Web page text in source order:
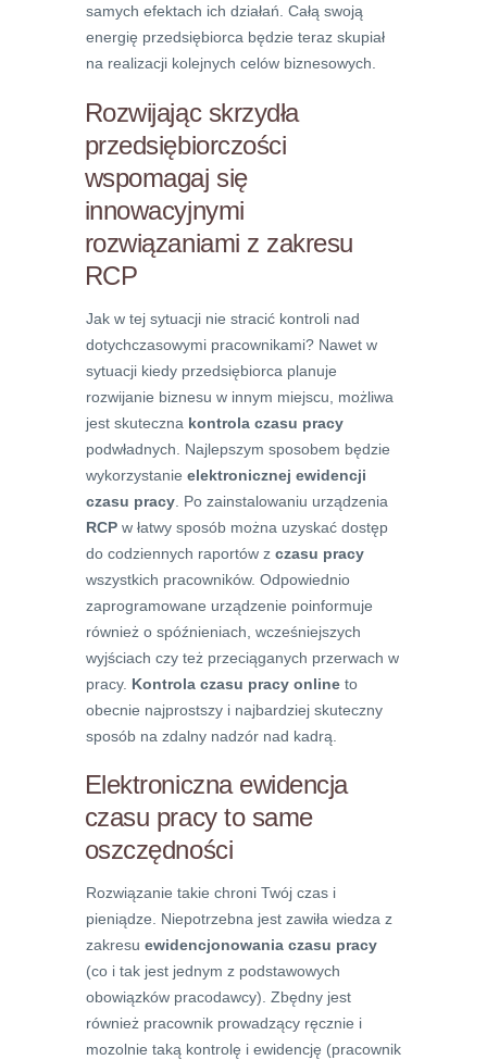
samych efektach ich działań. Całą swoją
energię przedsiębiorca będzie teraz skupiał
na realizacji kolejnych celów biznesowych.
Rozwijając skrzydła
przedsiębiorczości
wspomagaj się
innowacyjnymi
rozwiązaniami z zakresu
RCP
Jak w tej sytuacji nie stracić kontroli nad
dotychczasowymi pracownikami? Nawet w
sytuacji kiedy przedsiębiorca planuje
rozwijanie biznesu w innym miejscu, możliwa
jest skuteczna kontrola czasu pracy
podwładnych. Najlepszym sposobem będzie
wykorzystanie elektronicznej ewidencji
czasu pracy . Po zainstalowaniu urządzenia
RCP w łatwy sposób można uzyskać dostęp
do codziennych raportów z czasu pracy
wszystkich pracowników. Odpowiednio
zaprogramowane urządzenie poinformuje
również o spóźnieniach, wcześniejszych
wyjściach czy też przeciąganych przerwach w
pracy. Kontrola czasu pracy online to
obecnie najprostszy i najbardziej skuteczny
sposób na zdalny nadzór nad kadrą.
Elektroniczna ewidencja
czasu pracy to same
oszczędności
Rozwiązanie takie chroni Twój czas i
pieniądze. Niepotrzebna jest zawiła wiedza z
zakresu ewidencjonowania czasu pracy
(co i tak jest jednym z podstawowych
obowiązków pracodawcy). Zbędny jest
również pracownik prowadzący ręcznie i
mozolnie taką kontrolę i ewidencję (pracownik